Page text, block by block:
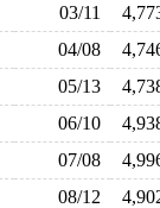
03/11
04/08
05/13
06/10
07/08
08/12